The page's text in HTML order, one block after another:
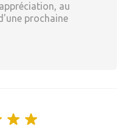
au
prochaine